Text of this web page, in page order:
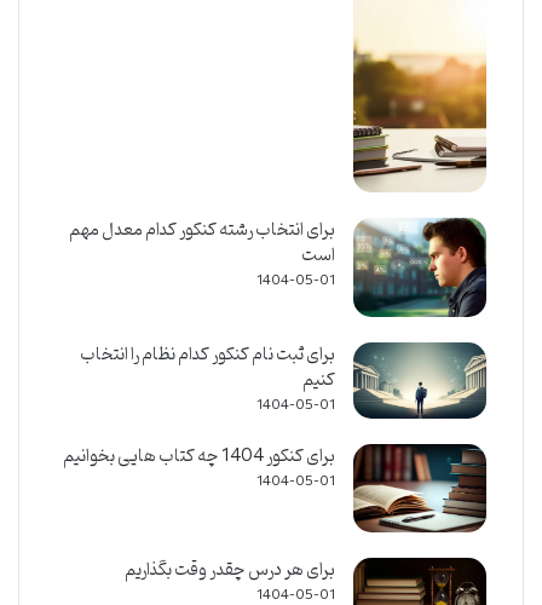
برای انتخاب رشته کنکور کدام معدل مهم
است
1404-05-01
برای ثبت نام کنکور کدام نظام را انتخاب
کنیم
1404-05-01
برای کنکور 1404 چه کتاب هایی بخوانیم
1404-05-01
برای هر درس چقدر وقت بگذاریم
1404-05-01